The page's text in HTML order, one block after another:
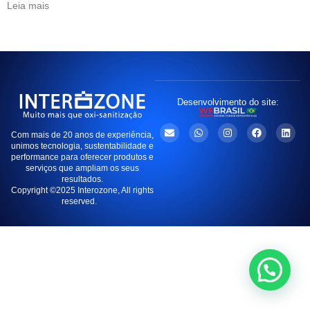
Leia mais
Com mais de 20 anos de experiência,
unimos tecnologia, sustentabilidade e
performance para oferecer produtos e
serviços que ampliam os seus
resultados.
Copyright ©2025 Interozone, All rights
reserved.
Desenvolvimento do site: